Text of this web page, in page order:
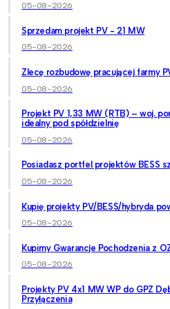
05-08-2026
Sprzedam projekt PV - 21 MW
05-08-2026
Zlecę rozbudowę pracującej farmy
05-08-2026
Projekt PV 1,33 MW (RTB) – woj.
idealny pod spółdzielnię
05-08-2026
Posiadasz portfel projektów BESS
05-08-2026
Kupię projekty PV/BESS/hybryda
05-08-2026
Kupimy Gwarancje Pochodzenia z
05-08-2026
Projekty PV 4x1 MW WP do GPZ
Przyłączenia